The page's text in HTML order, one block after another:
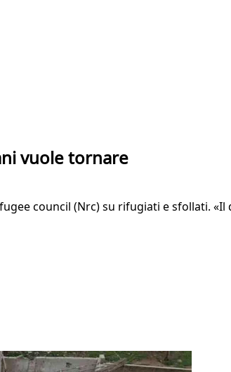
vuole tornare
council (Nrc) su rifugiati e sfollati.